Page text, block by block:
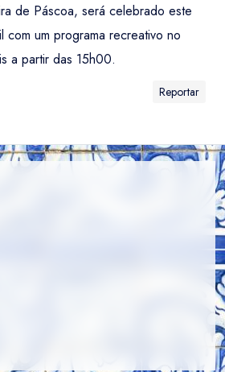
de Páscoa, será celebrado este
um programa recreativo no
a partir das 15h00.
Reportar